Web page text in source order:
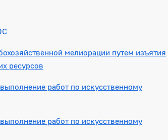
мелиорации путем изъятия
ресурсов
работ по искусственному
работ по искусственному